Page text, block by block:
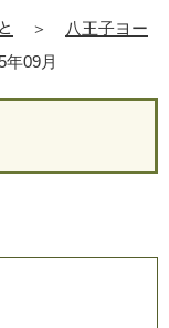
＞
八王子ヨー
年09月